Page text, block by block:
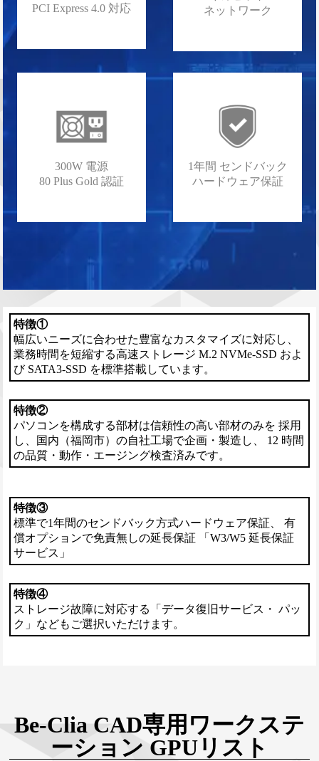
PCI Express 4.0 対応
ネットワーク
300W 電源
80 Plus Gold 認証
1年間 センドバック
ハードウェア保証
特徴①
幅広いニーズに合わせた豊富なカスタマイズに対応し、
業務時間を短縮する高速ストレージ M.2 NVMe-SSD およ
び SATA3-SSD を標準搭載しています。
特徴②
パソコンを構成する部材は信頼性の高い部材のみを 採用
し、国内（福岡市）の自社工場で企画・製造し、 12 時間
の品質・動作・エージング検査済みです。
特徴③
標準で1年間のセンドバック方式ハードウェア保証、 有
償オプションで免責無しの延長保証 「W3/W5 延長保証
サービス」
特徴④
ストレージ故障に対応する「データ復旧サービス・ パッ
ク」などもご選択いただけます。
Be-Clia CAD専用ワークステ
ーション GPUリスト